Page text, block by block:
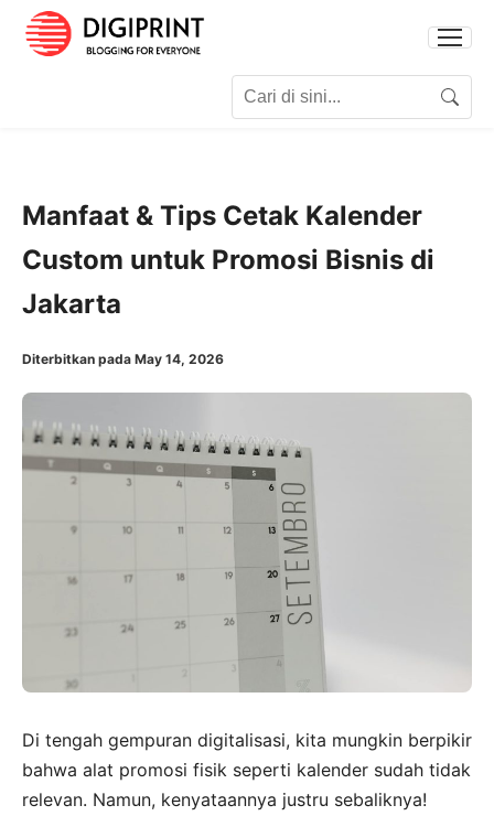
Search
Manfaat & Tips Cetak Kalender
Custom untuk Promosi Bisnis di
Jakarta
Diterbitkan pada May 14, 2026
Di tengah gempuran digitalisasi, kita mungkin berpikir
bahwa alat promosi fisik seperti kalender sudah tidak
relevan. Namun, kenyataannya justru sebaliknya!